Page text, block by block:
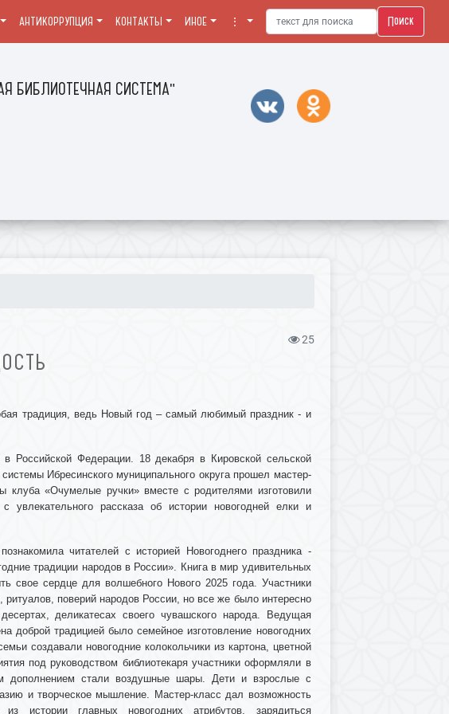
БИБЛИОТЕЧНАЯ СИСТЕМА"
АНТИКОРРУПЦИЯ КОНТАКТЫ ИНОЕ ⋮ Поиск
25
традиция, ведь Новый год – самый любимый праздник - и
Российской Федерации. 18 декабря в Кировской сельской
Ибресинского муниципального округа прошел мастер-
клуба «Очумелые ручки» вместе с родителями изготовили
увлекательного рассказа об истории новогодней елки и
читателей с историей Новогоднего праздника -
традиции народов в России». Книга в мир удивительных
свое сердце для волшебного Нового 2025 года. Участники
ритуалов, поверий народов России, но все же было интересно
деликатесах своего чувашского народа. Ведущая
доброй традицией было семейное изготовление новогодних
создавали новогодние колокольчики из картона, цветной
под руководством библиотекаря участники оформляли в
дополнением стали воздушные шары. Дети и взрослые с
и творческое мышление. Мастер-класс дал возможность
истории главных новогодних атрибутов, зарядиться